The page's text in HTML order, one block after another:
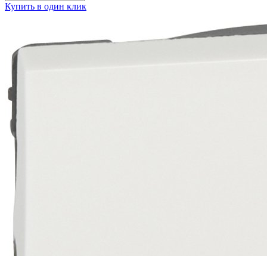
Купить в один клик